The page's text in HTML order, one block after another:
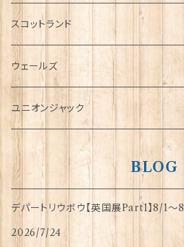
犬グッズ
傘
指貫(シンブル)
スコットランド
ウェールズ
ユニオンジャック
BLOG
デパートリウボウ【英国展Part1】8/1〜8
2026/7/24